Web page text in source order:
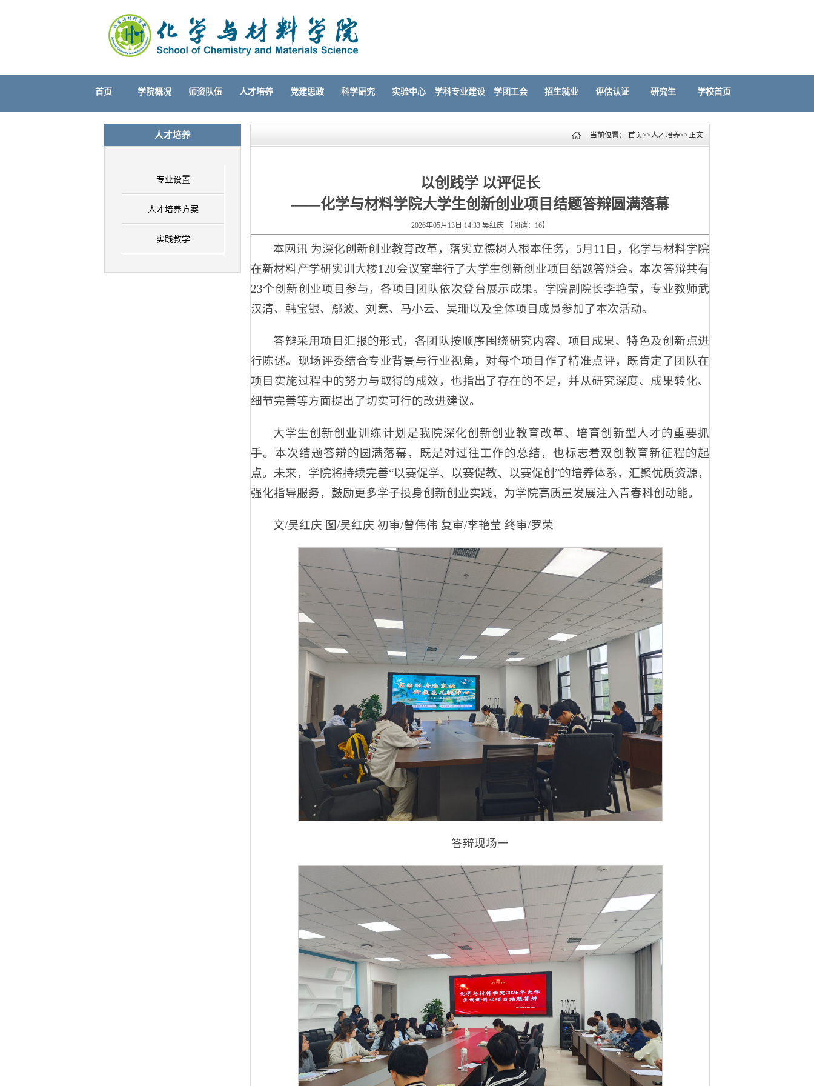
首页 学院概况 师资队伍 人才培养 党建思政 科学研究 实验中心 学科专业建设 学团工会 招生就业 评估认证 研究生 学校首页
人才培养
专业设置
人才培养方案
实践教学
当前位置： 首页>>人才培养>>正文
以创践学 以评促长
——化学与材料学院大学生创新创业项目结题答辩圆满落幕
2026年05月13日 14:33 吴红庆 【阅读： 16】
本网讯 为深化创新创业教育改革，落实立德树人根本任务，5月11日，化学与材料学院
在新材料产学研实训大楼120会议室举行了大学生创新创业项目结题答辩会。本次答辩共有
23个创新创业项目参与，各项目团队依次登台展示成果。学院副院长李艳莹，专业教师武
汉清、韩宝银、鄢波、刘意、马小云、吴珊以及全体项目成员参加了本次活动。
答辩采用项目汇报的形式，各团队按顺序围绕研究内容、项目成果、特色及创新点进
行陈述。现场评委结合专业背景与行业视角，对每个项目作了精准点评，既肯定了团队在
项目实施过程中的努力与取得的成效，也指出了存在的不足，并从研究深度、成果转化、
细节完善等方面提出了切实可行的改进建议。
大学生创新创业训练计划是我院深化创新创业教育改革、培育创新型人才的重要抓
手。本次结题答辩的圆满落幕，既是对过往工作的总结，也标志着双创教育新征程的起
点。未来，学院将持续完善“以赛促学、以赛促教、以赛促创”的培养体系，汇聚优质资源，
强化指导服务，鼓励更多学子投身创新创业实践，为学院高质量发展注入青春科创动能。
文/吴红庆 图/吴红庆 初审/曾伟伟 复审/李艳莹 终审/罗荣
答辩现场一